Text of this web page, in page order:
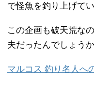
で怪魚を釣り上げてい
この企画も破天荒な
夫だったんでしょう
マルコス 釣り名人へ